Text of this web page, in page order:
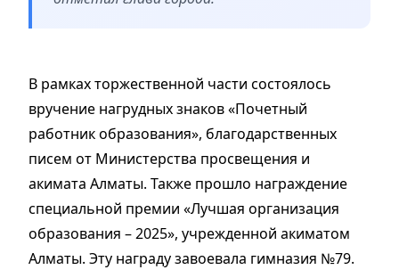
В рамках торжественной части состоялось
вручение нагрудных знаков «Почетный
работник образования», благодарственных
писем от Министерства просвещения и
акимата Алматы. Также прошло награждение
специальной премии «Лучшая организация
образования – 2025», учрежденной акиматом
Алматы. Эту награду завоевала гимназия №79.